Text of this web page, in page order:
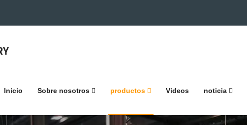
Inicio Sobre nosotros productos Videos noticia